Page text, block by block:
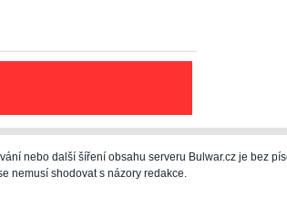
nebo další šíření obsahu serveru Bulwar.cz je bez
nemusí shodovat s názory redakce.